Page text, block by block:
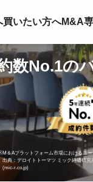
買いたい方へM&A
数No.1の
M＆Aプラットフォーム市場におけるユ
出典：デロイトトーマツ ミック経済研究
(mic-r.co.jp)